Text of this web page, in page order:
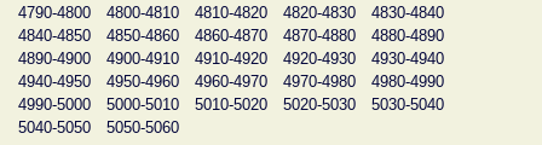
4790-4800
4800-4810 4810-4820 4820-4830
4830-4840
4840-4850
4850-4860 4860-4870 4870-4880
4880-4890
4890-4900
4900-4910 4910-4920 4920-4930
4930-4940
4940-4950
4950-4960 4960-4970 4970-4980
4980-4990
4990-5000
5000-5010 5010-5020 5020-5030
5030-5040
5040-5050
5050-5060